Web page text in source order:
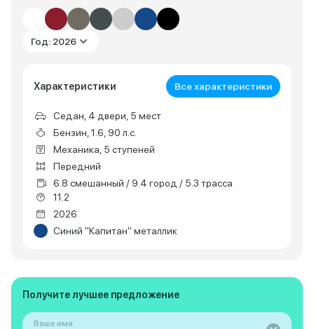
Год: 2026
Характеристики Все характеристики
Седан, 4 двери, 5 мест
Бензин, 1.6, 90 л.с.
Механика, 5 ступеней
Передний
6.8 смешанный / 9.4 город / 5.3 трасса
11.2
2026
Синий "Капитан" металлик
Получите лучшее предложение
Ваше имя